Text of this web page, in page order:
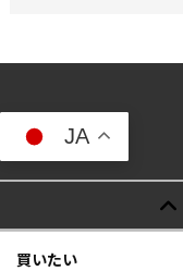
JA
買いたい